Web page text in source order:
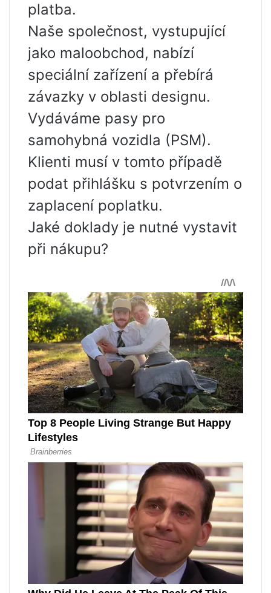
platba.
Naše společnost, vystupující
jako maloobchod, nabízí
speciální zařízení a přebírá
závazky v oblasti designu.
Vydáváme pasy pro
samohybná vozidla (PSM).
Klienti musí v tomto případě
podat přihlášku s potvrzením o
zaplacení poplatku.
Jaké doklady je nutné vystavit
při nákupu?